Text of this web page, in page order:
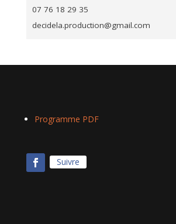
07 76 18 29 35
decidela.production@gmail.com
Programme PDF
Suivre